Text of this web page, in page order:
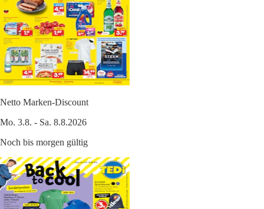
Netto Marken-Discount
Mo. 3.8. - Sa. 8.8.2026
Noch bis morgen gültig